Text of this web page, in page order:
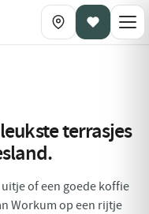
terrasjes
.
of een goede koffie
Workum op een rijtje